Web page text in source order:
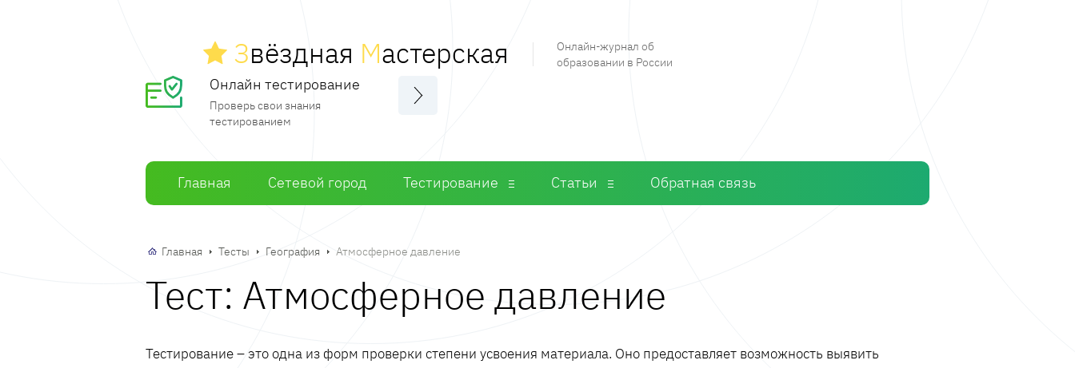
Звёздная Мастерская
Онлайн-журнал об
образовании в России
Онлайн тестирование
Проверь свои знания
тестированием
Главная Сетевой город Тестирование Статьи Обратная связь
Главная Тесты География Атмосферное давление
Тест: Атмосферное давление
Тестирование – это одна из форм проверки степени усвоения материала. Оно предоставляет возможность выявить